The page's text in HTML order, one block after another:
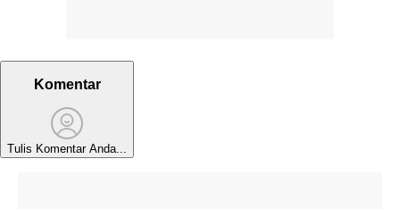
Komentar
Tulis Komentar Anda...